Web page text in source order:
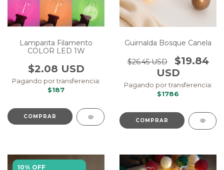
Lamparita Filamento
COLOR LED 1W
$2.08 USD
Pagando por transferencia:
$187
COMPRAR
Guirnalda Bosque Canela
$26.45 USD
$19.84
USD
Pagando por transferencia:
$1786
COMPRAR
10% OFF